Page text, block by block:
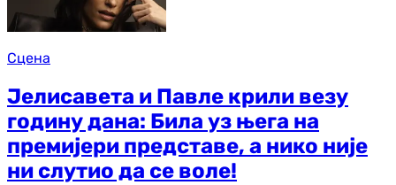
Сцена
Јелисавета и Павле крили везу
годину дана: Била уз њега на
премијери представе, а нико није
ни слутио да се воле!